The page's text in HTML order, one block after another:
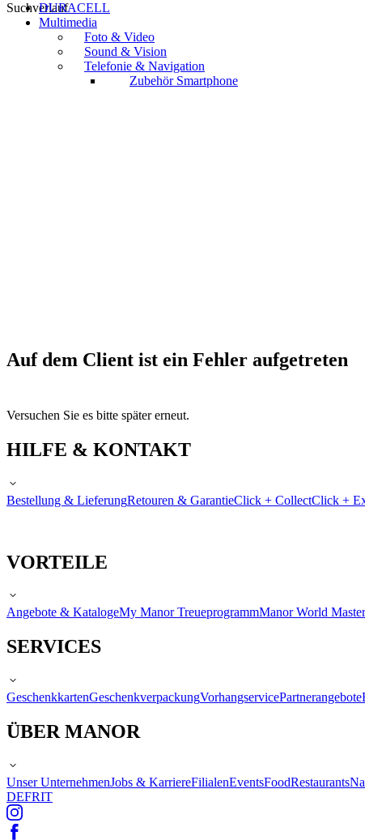
SuchverlaufDURACELL
Multimedia
Foto & Video
Sound & Vision
Telefonie & Navigation
Zubehör Smartphone
Auf dem Client ist ein Fehler aufgetreten
Versuchen Sie es bitte später erneut.
HILFE & KONTAKT
Bestellung & LieferungRetouren & GarantieClick + CollectClick +
VORTEILE
Angebote & KatalogeMy Manor TreueprogrammManor World
SERVICES
GeschenkkartenGeschenkverpackungVorhangservicePartnerangebote
ÜBER MANOR
Unser UnternehmenJobs & KarriereFilialenEventsFoodRestaurants
DEFRIT